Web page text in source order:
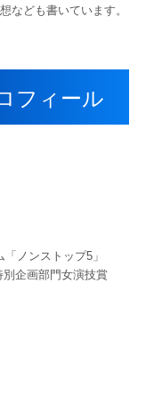
なども書いています。
フィール
ノンストップ5」
企画部門女演技賞